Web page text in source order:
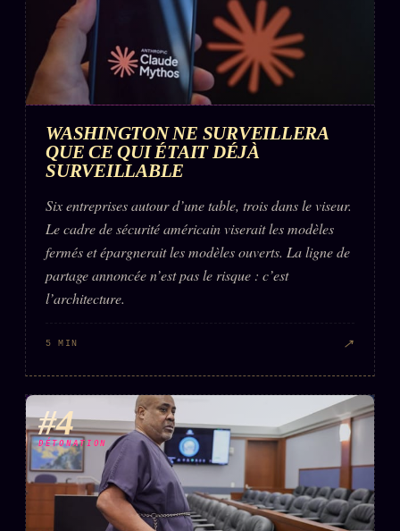
WASHINGTON NE SURVEILLERA
QUE CE QUI ÉTAIT DÉJÀ
SURVEILLABLE
Six entreprises autour d’une table, trois dans le viseur.
Le cadre de sécurité américain viserait les modèles
fermés et épargnerait les modèles ouverts. La ligne de
partage annoncée n’est pas le risque : c’est
l’architecture.
5 MIN ↗
#4
DÉTONATION